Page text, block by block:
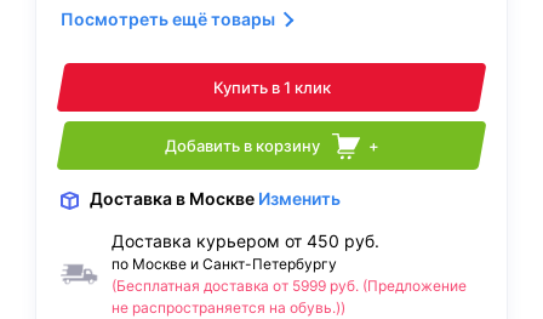
Посмотреть ещё товары
Купить в 1 клик
Добавить в корзину +
Доставка в Москве Изменить
Доставка курьером от 450 руб.
по Москве и Санкт-Петербургу
(Бесплатная доставка от 5999 руб. (Предложение
не распространяется на обувь.))